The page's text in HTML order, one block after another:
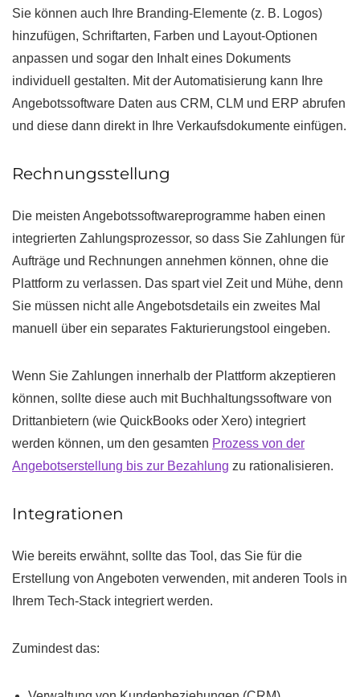
Sie können auch Ihre Branding-Elemente (z. B. Logos)
hinzufügen, Schriftarten, Farben und Layout-Optionen
anpassen und sogar den Inhalt eines Dokuments
individuell gestalten. Mit der Automatisierung kann Ihre
Angebotssoftware Daten aus CRM, CLM und ERP abrufen
und diese dann direkt in Ihre Verkaufsdokumente einfügen.
Rechnungsstellung
Die meisten Angebotssoftwareprogramme haben einen
integrierten Zahlungsprozessor, so dass Sie Zahlungen für
Aufträge und Rechnungen annehmen können, ohne die
Plattform zu verlassen. Das spart viel Zeit und Mühe, denn
Sie müssen nicht alle Angebotsdetails ein zweites Mal
manuell über ein separates Fakturierungstool eingeben.
Wenn Sie Zahlungen innerhalb der Plattform akzeptieren
können, sollte diese auch mit Buchhaltungssoftware von
Drittanbietern (wie QuickBooks oder Xero) integriert
werden können, um den gesamten Prozess von der
Angebotserstellung bis zur Bezahlung zu rationalisieren.
Integrationen
Wie bereits erwähnt, sollte das Tool, das Sie für die
Erstellung von Angeboten verwenden, mit anderen Tools in
Ihrem Tech-Stack integriert werden.
Zumindest das: